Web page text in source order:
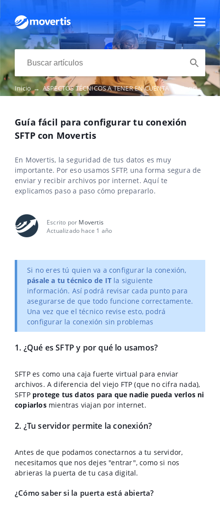
Inicio→ ASPECTOS TÉCNICOS A TENER EN CUENTA Consideraciones previas
Guía fácil para configurar tu conexión
SFTP con Movertis
En Movertis, la seguridad de tus datos es muy
importante. Por eso usamos SFTP, una forma segura de
enviar y recibir archivos por internet. Aquí te
explicamos paso a paso cómo prepararlo.
Escrito por Movertis
Actualizado hace 1 año
Si no eres tú quien va a configurar la conexión,
pásale a tu técnico de IT la siguiente
información. Así podrá revisar cada punto para
asegurarse de que todo funcione correctamente.
Una vez que el técnico revise esto, podrá
configurar la conexión sin problemas
1. ¿Qué es SFTP y por qué lo usamos?
SFTP es como una caja fuerte virtual para enviar
archivos. A diferencia del viejo FTP (que no cifra nada),
SFTP protege tus datos para que nadie pueda verlos ni
copiarlosmientras viajan por internet.
2. ¿Tu servidor permite la conexión?
Antes de que podamos conectarnos a tu servidor,
necesitamos que nos dejes "entrar", como si nos
abrieras la puerta de tu casa digital.
¿Cómo saber si la puerta está abierta?